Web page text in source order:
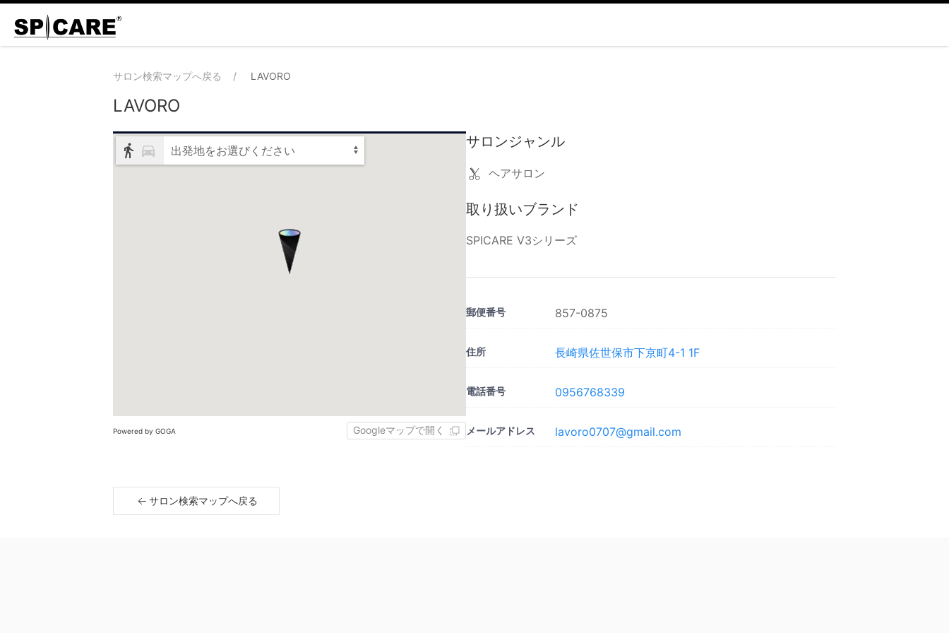
サロン検索マップへ戻る LAVORO
LAVORO
出発地をお選びください
Powered by GOGA Googleマップで開く
サロンジャンル
ヘアサロン
取り扱いブランド
SPICARE V3シリーズ
郵便番号 857-0875
住所 長崎県佐世保市下京町4-1 1F
電話番号 0956768339
メールアドレス lavoro0707@gmail.com
サロン検索マップへ戻る